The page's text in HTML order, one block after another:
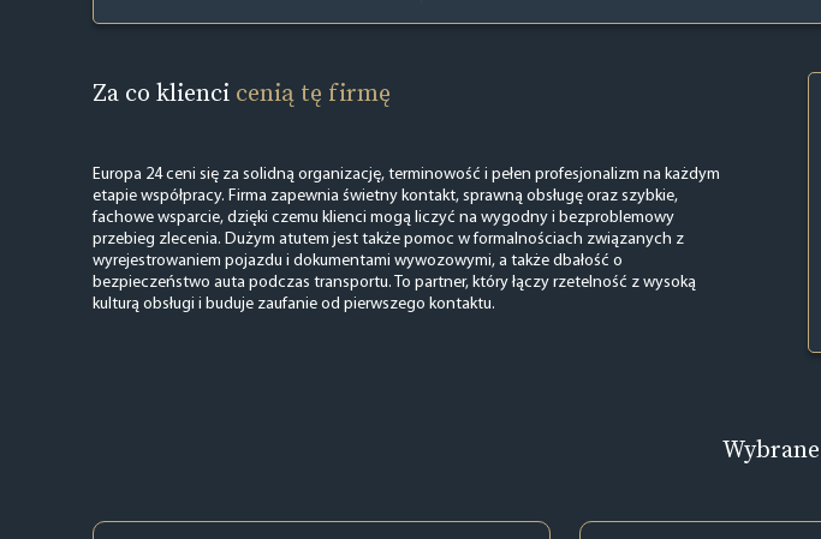
Za co klienci cenią tę firmę
Europa 24 ceni się za solidną organizację, terminowość i pełen profesjonalizm na każdym
etapie współpracy. Firma zapewnia świetny kontakt, sprawną obsługę oraz szybkie,
fachowe wsparcie, dzięki czemu klienci mogą liczyć na wygodny i bezproblemowy
przebieg zlecenia. Dużym atutem jest także pomoc w formalnościach związanych z
wyrejestrowaniem pojazdu i dokumentami wywozowymi, a także dbałość o
bezpieczeństwo auta podczas transportu. To partner, który łączy rzetelność z wysoką
kulturą obsługi i buduje zaufanie od pierwszego kontaktu.
Wybrane